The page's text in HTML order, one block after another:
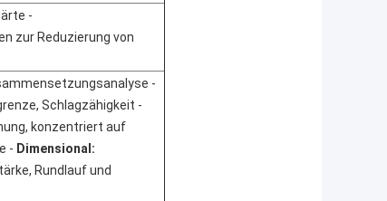
-
zur Reduzierung von
konzentriert auf
- Dimensional:
Rundlauf und